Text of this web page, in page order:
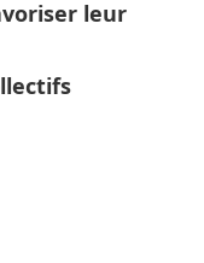
leur